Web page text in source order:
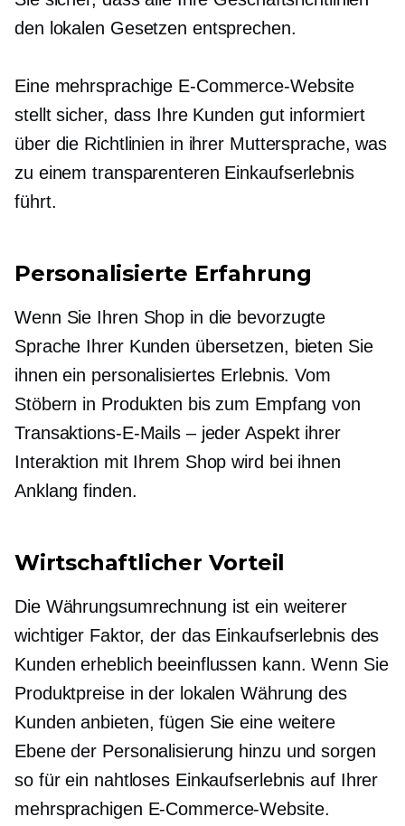
den lokalen Gesetzen entsprechen.
Eine mehrsprachige E-Commerce-Website
stellt sicher, dass Ihre Kunden gut informiert
über die Richtlinien in ihrer Muttersprache, was
zu einem transparenteren Einkaufserlebnis
führt.
Personalisierte Erfahrung
Wenn Sie Ihren Shop in die bevorzugte
Sprache Ihrer Kunden übersetzen, bieten Sie
ihnen ein personalisiertes Erlebnis. Vom
Stöbern in Produkten bis zum Empfang von
Transaktions-E-Mails – jeder Aspekt ihrer
Interaktion mit Ihrem Shop wird bei ihnen
Anklang finden.
Wirtschaftlicher Vorteil
Die Währungsumrechnung ist ein weiterer
wichtiger Faktor, der das Einkaufserlebnis des
Kunden erheblich beeinflussen kann. Wenn Sie
Produktpreise in der lokalen Währung des
Kunden anbieten, fügen Sie eine weitere
Ebene der Personalisierung hinzu und sorgen
so für ein nahtloses Einkaufserlebnis auf Ihrer
mehrsprachigen E-Commerce-Website.